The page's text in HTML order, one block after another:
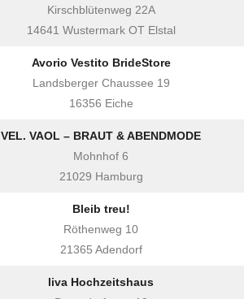
Kirschblütenweg 22A
14641 Wustermark OT Elstal
Avorio Vestito BrideStore
Landsberger Chaussee 19
16356 Eiche
VEL. VAOL – BRAUT & ABENDMODE
Mohnhof 6
21029 Hamburg
Bleib treu!
Röthenweg 10
21365 Adendorf
liva Hochzeitshaus